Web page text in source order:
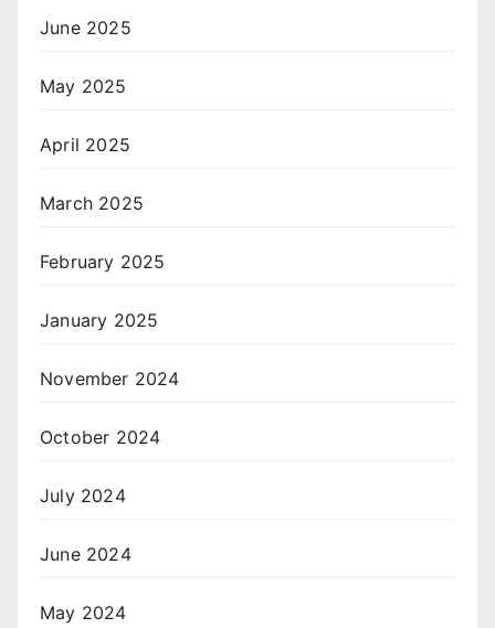
June 2025
May 2025
April 2025
March 2025
February 2025
January 2025
November 2024
October 2024
July 2024
June 2024
May 2024